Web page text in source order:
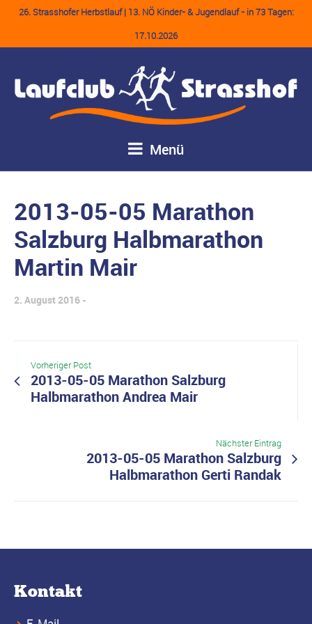
26. Strasshofer Herbstlauf | 13. NÖ Kinder- & Jugendlauf - in 73 Tagen:
17.10.2026
Menü
2013-05-05 Marathon
Salzburg Halbmarathon
Martin Mair
2. August 2016
Vorheriger Post
2013-05-05 Marathon Salzburg
Halbmarathon Andrea Mair
Nächster Eintrag
2013-05-05 Marathon Salzburg
Halbmarathon Gerti Randak
Kontakt